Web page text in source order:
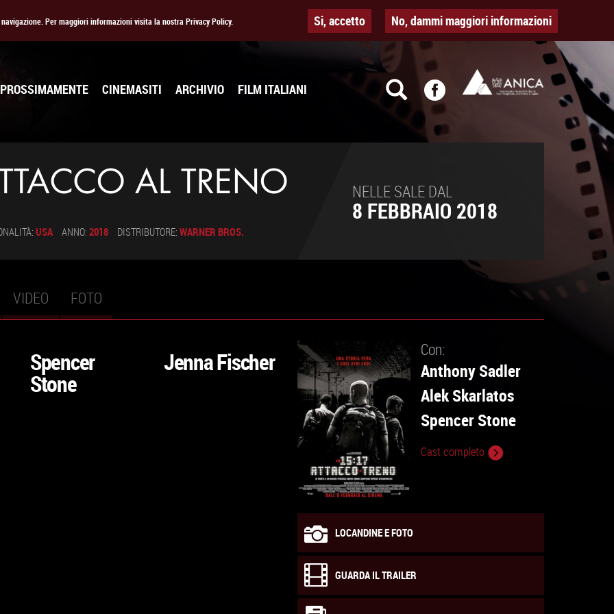
Per maggiori informazioni visita la nostra Privacy Policy. Si, accetto No, dammi maggiori informazioni
PROSSIMAMENTE CINEMASITI ARCHIVIO FILM ITALIANI
AL TRENO
USA ANNO: 2018 DISTRIBUTORE: WARNER BROS.
NELLE SALE DAL
8 FEBBRAIO 2018
VIDEO FOTO
SCHEDA
Spencer
Stone
SCHEDA
Jenna Fischer Con:
Anthony Sadler
Alek Skarlatos
Spencer Stone
Cast completo
LOCANDINE E FOTO
GUARDA IL TRAILER